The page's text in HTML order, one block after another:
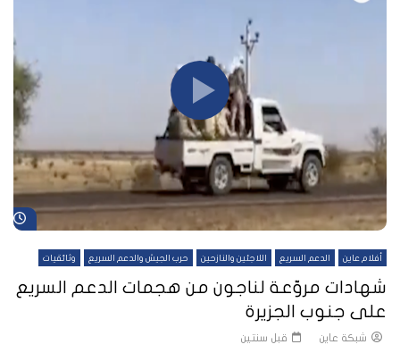
أفلام عاين الدعم السريع اللاجئين والنازحين حرب الجيش والدعم السريع وثائقيات
شهادات مروّعة لناجون من هجمات الدعم السريع
على جنوب الجزيرة
شبكة عاين قبل سنتين